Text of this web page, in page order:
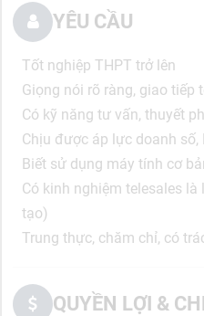
YÊU CẦU
Tốt nghiệp THPT trở lên
Giọng nói rõ ràng, giao tiếp
Có kỹ năng tư vấn, thuyết
Chịu được áp lực doanh số,
Biết sử dụng máy tính cơ
Có kinh nghiệm telesales
tạo)
Trung thực, chăm chỉ, có
QUYỀN LỢI &